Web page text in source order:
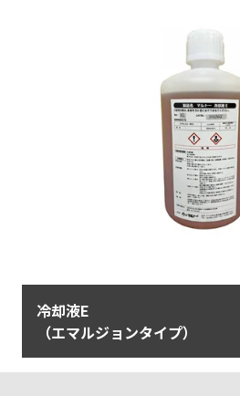
冷却液E
（エマルジョンタイプ）